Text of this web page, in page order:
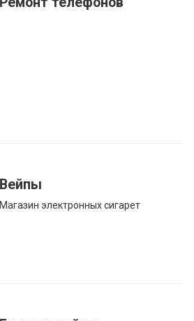
Вейпы
Магазин электронных сигарет